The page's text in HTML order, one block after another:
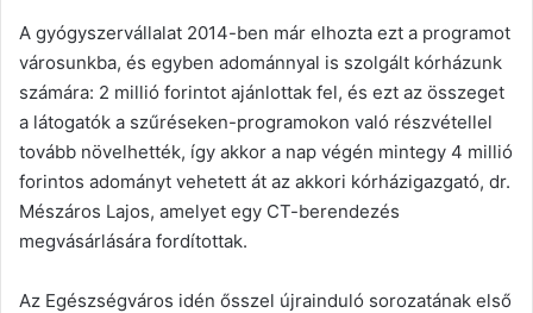
A gyógyszervállalat 2014-ben már elhozta ezt a programot
városunkba, és egyben adománnyal is szolgált kórházunk
számára: 2 millió forintot ajánlottak fel, és ezt az összeget
a látogatók a szűréseken-programokon való részvétellel
tovább növelhették, így akkor a nap végén mintegy 4 millió
forintos adományt vehetett át az akkori kórházigazgató, dr.
Mészáros Lajos, amelyet egy CT-berendezés
megvásárlására fordítottak.
Az Egészségváros idén ősszel újrainduló sorozatának első